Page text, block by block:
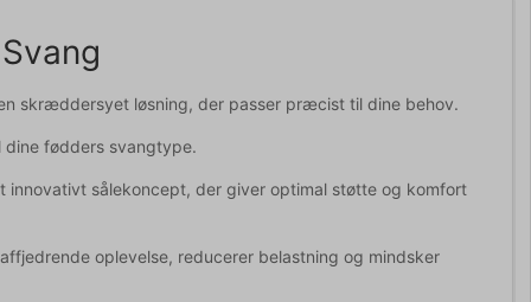
skræddersyet løsning, der passer præcist til dine behov.
fødders svangtype.
sålekoncept, der giver optimal støtte og komfort
oplevelse, reducerer belastning og mindsker